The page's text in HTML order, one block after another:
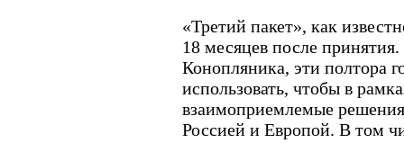
«Третий пакет», как
18 месяцев после
Конопляника, эти полтора
использовать, чтобы в
взаимоприемлемые
Россией и Европой. В том